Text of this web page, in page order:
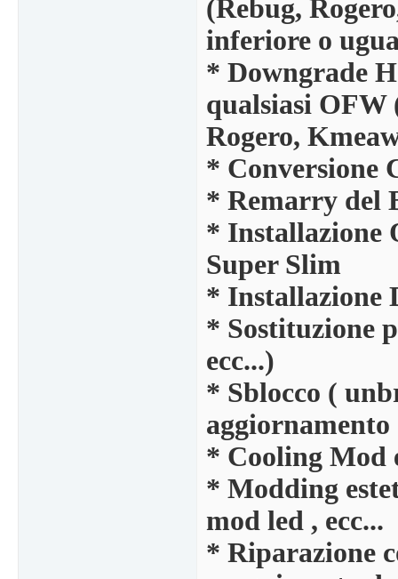
(Rebug,
inferiore o
* Downgrade
qualsiasi OFW
Rogero,
* Conversione
* Remarry del
* Installazione
Super Slim
* Installazione
* Sostituzione
ecc...)
* Sblocco (
* Cooling Mod
* Modding
mod led , ecc...
* Riparazione